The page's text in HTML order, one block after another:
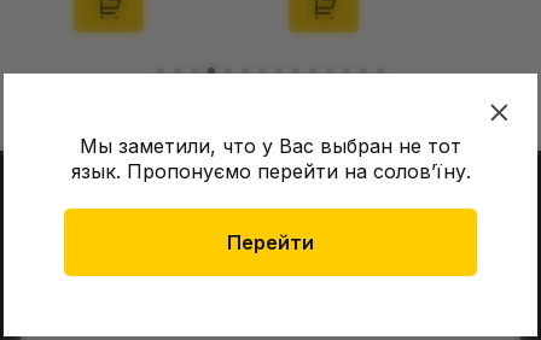
Мы заметили, что у Вас выбран не тот
язык. Пропонуємо перейти на соловʼїну.
Перейти
Только плюшки и новости
из мира комиксов.